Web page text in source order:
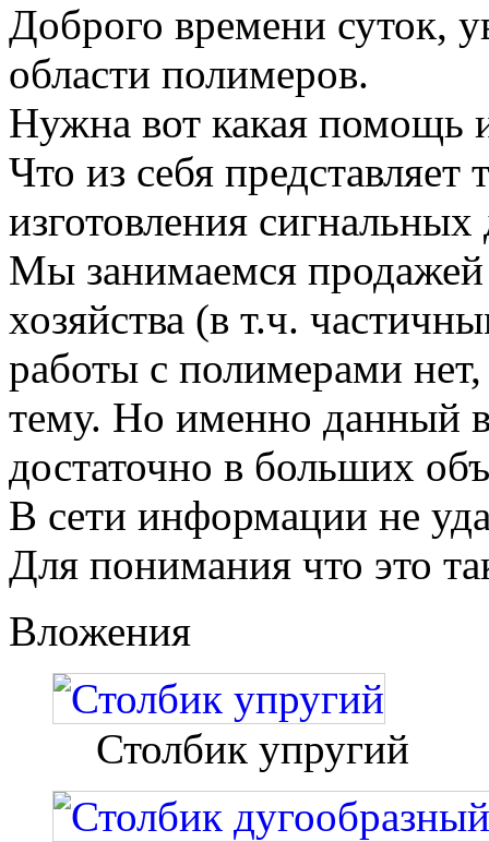
Доброго времени суток,
области полимеров.
Нужна вот какая помощь
Что из себя представляет
изготовления
Мы занимаемся
хозяйства (в т.ч.
работы с полимерами
тему. Но именно данный
достаточно в больших
В сети информации не
Для понимания что это
Вложения
Столбик упругий